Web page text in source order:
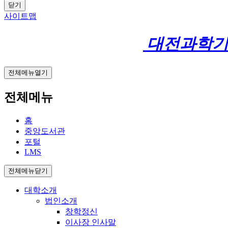
닫기
사이트맵
대전과학
전체메뉴열기
전체메뉴
홈
중앙도서관
포털
LMS
전체메뉴닫기
대학소개
법인소개
창학정신
이사장 인사말